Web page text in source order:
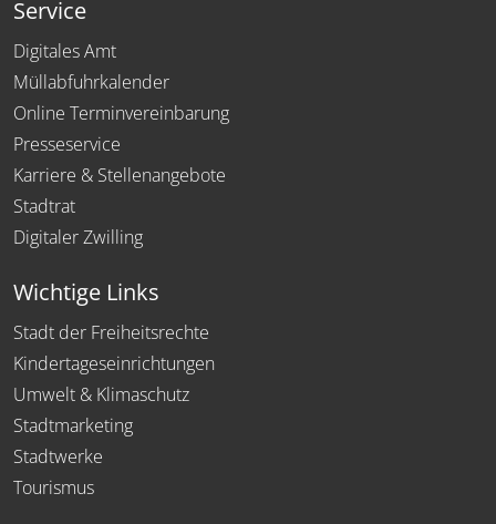
Service
Digitales Amt
Müllabfuhrkalender
Online Terminvereinbarung
Presseservice
Karriere & Stellenangebote
Stadtrat
Digitaler Zwilling
Wichtige Links
Stadt der Freiheitsrechte
Kindertageseinrichtungen
Umwelt & Klimaschutz
Stadtmarketing
Stadtwerke
Tourismus